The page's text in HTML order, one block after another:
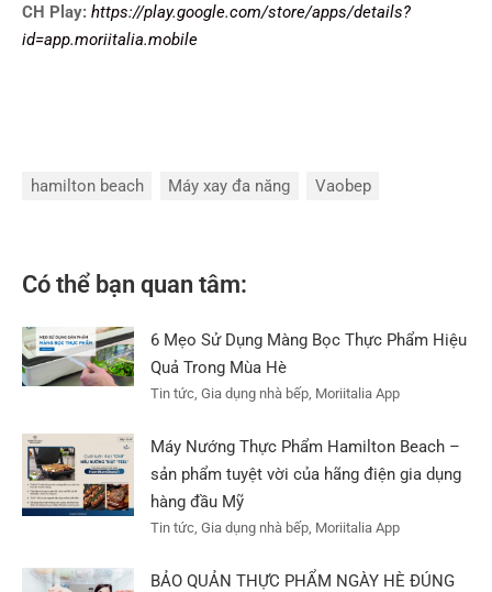
CH Play: https://play.google.com/store/apps/details?
id=app.moriitalia.mobile
hamilton beach Máy xay đa năng Vaobep
Có thể bạn quan tâm:
6 Mẹo Sử Dụng Màng Bọc Thực Phẩm Hiệu
Quả Trong Mùa Hè
Tin tức, Gia dụng nhà bếp, Moriitalia App
Máy Nướng Thực Phẩm Hamilton Beach –
sản phẩm tuyệt vời của hãng điện gia dụng
hàng đầu Mỹ
Tin tức, Gia dụng nhà bếp, Moriitalia App
BẢO QUẢN THỰC PHẨM NGÀY HÈ ĐÚNG